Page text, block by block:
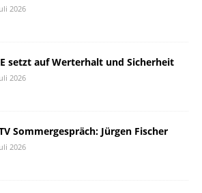
2026
setzt auf Werterhalt und Sicherheit
2026
Sommergespräch: Jürgen Fischer
2026